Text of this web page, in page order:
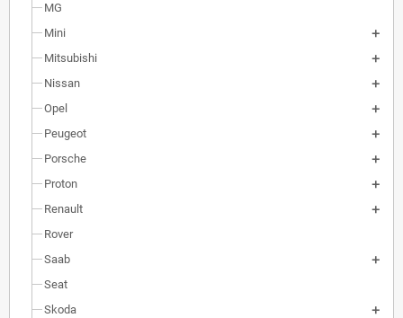
MG
Mini
Mitsubishi
Nissan
Opel
Peugeot
Porsche
Proton
Renault
Rover
Saab
Seat
Skoda